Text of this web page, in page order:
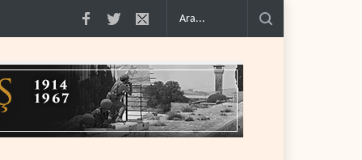
Yemen Kızıldeniz kuzeyinde Suudi petrol tankerini vurdu..